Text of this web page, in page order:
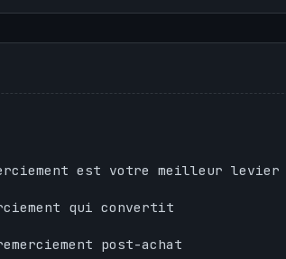
est votre meilleur levier
qui convertit
post-achat